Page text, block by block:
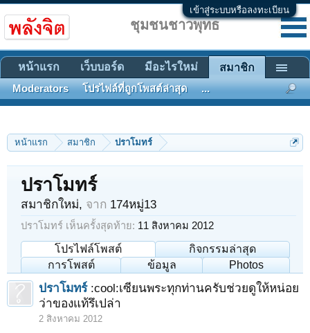
เข้าสู่ระบบหรือลงทะเบียน
หน้าแรก สมาชิก ปราโมทร์
ปราโมทร์
สมาชิกใหม่, จาก 174หมู่13
ปราโมทร์ เห็นครั้งสุดท้าย: 11 สิงหาคม 2012
โปรไฟล์โพสต์
กิจกรรมล่าสุด
การโพสต์
ข้อมูล Photos
ปราโมทร์ :cool:เซียนพระทุกท่านครับช่วยดูให้หน่อย
ว่าของแท้รึเปล่า
2 สิงหาคม 2012
ชุมชนชาวพุทธ
หน้าแรก เว็บบอร์ด มีอะไรใหม่ สมาชิก
Moderators โปรไฟล์ที่ถูกโพสต์ล่าสุด ...